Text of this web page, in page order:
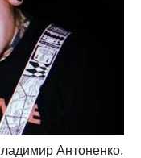
Антоненко,